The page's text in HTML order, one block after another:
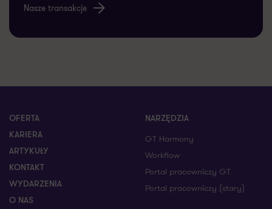
Nasze transakcje
OFERTA
KARIERA
ARTYKUŁY
KONTAKT
WYDARZENIA
O NAS
NARZĘDZIA
GT Harmony
Workflow
Portal pracowniczy GT
Portal pracowniczy (stary)